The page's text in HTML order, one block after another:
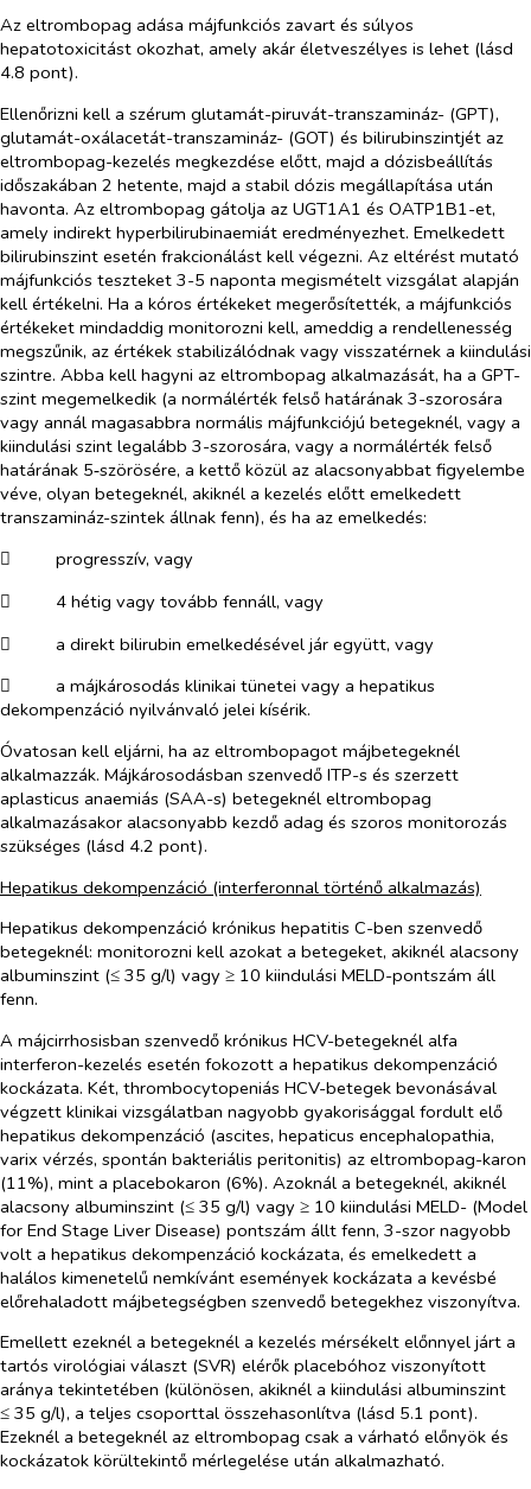
Az eltrombopag adása májfunkciós zavart és súlyos
hepatotoxicitást okozhat, amely akár életveszélyes is lehet (lásd
4.8 pont).
Ellenőrizni kell a szérum glutamát-piruvát-transzamináz- (GPT),
glutamát-oxálacetát-transzamináz- (GOT) és bilirubinszintjét az
eltrombopag-kezelés megkezdése előtt, majd a dózisbeállítás
időszakában 2 hetente, majd a stabil dózis megállapítása után
havonta. Az eltrombopag gátolja az UGT1A1 és OATP1B1-et,
amely indirekt hyperbilirubinaemiát eredményezhet. Emelkedett
bilirubinszint esetén frakcionálást kell végezni. Az eltérést mutató
májfunkciós teszteket 3-5 naponta megismételt vizsgálat alapján
kell értékelni. Ha a kóros értékeket megerősítették, a májfunkciós
értékeket mindaddig monitorozni kell, ameddig a rendellenesség
megszűnik, az értékek stabilizálódnak vagy visszatérnek a kiindulási
szintre. Abba kell hagyni az eltrombopag alkalmazását, ha a GPT-
szint megemelkedik (a normálérték felső határának 3-szorosára
vagy annál magasabbra normális májfunkciójú betegeknél, vagy a
kiindulási szint legalább 3-szorosára, vagy a normálérték felső
határának 5‑szörösére, a kettő közül az alacsonyabbat figyelembe
véve, olyan betegeknél, akiknél a kezelés előtt emelkedett
transzamináz-szintek állnak fenn), és ha az emelkedés:
​
progresszív, vagy
​
4 hétig vagy tovább fennáll, vagy
​
a direkt bilirubin emelkedésével jár együtt, vagy
​
a májkárosodás klinikai tünetei vagy a hepatikus
dekompenzáció nyilvánvaló jelei kísérik.
Óvatosan kell eljárni, ha az eltrombopagot májbetegeknél
alkalmazzák. Májkárosodásban szenvedő ITP-s és szerzett
aplasticus anaemiás (SAA-s) betegeknél eltrombopag
alkalmazásakor alacsonyabb kezdő adag és szoros monitorozás
szükséges (lásd 4.2 pont).
Hepatikus dekompenzáció (interferonnal történő alkalmazás)
Hepatikus dekompenzáció krónikus hepatitis C-ben szenvedő
betegeknél: monitorozni kell azokat a betegeket, akiknél alacsony
albuminszint (≤ 35 g/l) vagy ≥ 10 kiindulási MELD-pontszám áll
fenn.
A májcirrhosisban szenvedő krónikus HCV-betegeknél alfa
interferon-kezelés esetén fokozott a hepatikus dekompenzáció
kockázata. Két, thrombocytopeniás HCV-betegek bevonásával
végzett klinikai vizsgálatban nagyobb gyakorisággal fordult elő
hepatikus dekompenzáció (ascites, hepaticus encephalopathia,
varix vérzés, spontán bakteriális peritonitis) az eltrombopag-karon
(11%), mint a placebokaron (6%). Azoknál a betegeknél, akiknél
alacsony albuminszint (≤ 35 g/l) vagy ≥ 10 kiindulási MELD- (Model
for End Stage Liver Disease) pontszám állt fenn, 3-szor nagyobb
volt a hepatikus dekompenzáció kockázata, és emelkedett a
halálos kimenetelű nemkívánt események kockázata a kevésbé
előrehaladott májbetegségben szenvedő betegekhez viszonyítva.
Emellett ezeknél a betegeknél a kezelés mérsékelt előnnyel járt a
tartós virológiai választ (SVR) elérők placebóhoz viszonyított
aránya tekintetében (különösen, akiknél a kiindulási albuminszint
≤ 35 g/l), a teljes csoporttal összehasonlítva (lásd 5.1 pont).
Ezeknél a betegeknél az eltrombopag csak a várható előnyök és
kockázatok körültekintő mérlegelése után alkalmazható.